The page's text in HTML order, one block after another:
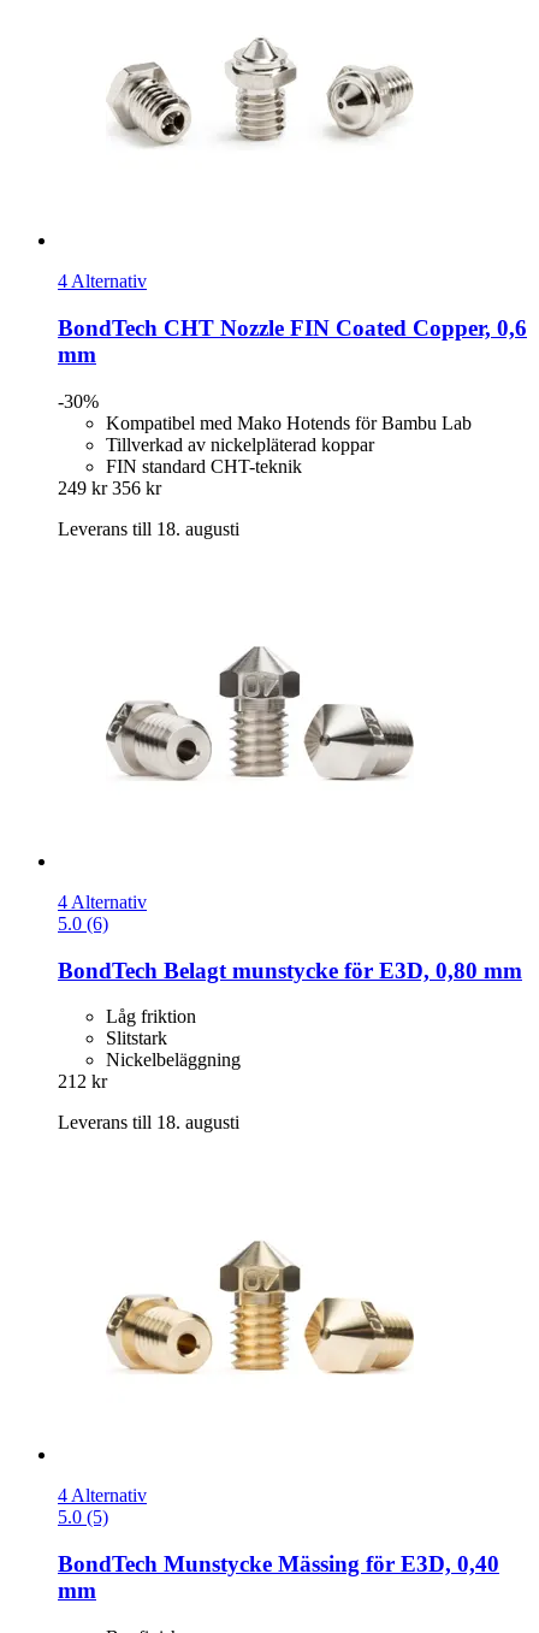
4 Alternativ
BondTech CHT Nozzle FIN Coated Copper, 0,6
mm
-30%
Kompatibel med Mako Hotends för Bambu Lab
Tillverkad av nickelpläterad koppar
FIN standard CHT-teknik
249 kr 356 kr
Leverans till 18. augusti
4 Alternativ
5.0 (6)
BondTech Belagt munstycke för E3D, 0,80 mm
Låg friktion
Slitstark
Nickelbeläggning
212 kr
Leverans till 18. augusti
4 Alternativ
5.0 (5)
BondTech Munstycke Mässing för E3D, 0,40
mm